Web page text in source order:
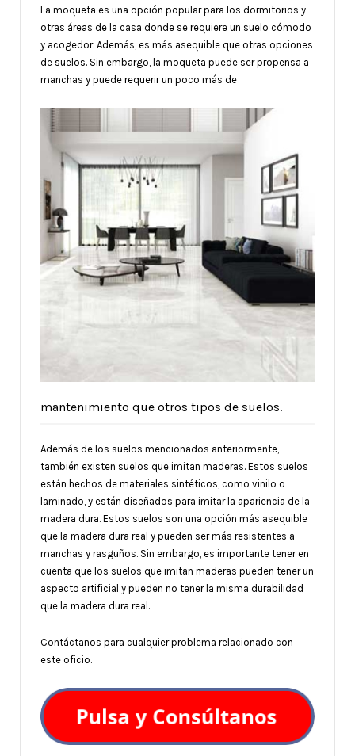
La moqueta es una opción popular para los dormitorios y
otras áreas de la casa donde se requiere un suelo cómodo
y acogedor. Además, es más asequible que otras opciones
de suelos. Sin embargo, la moqueta puede ser propensa a
manchas y puede requerir un poco más de
mantenimiento que otros tipos de suelos.
Además de los suelos mencionados anteriormente,
también existen suelos que imitan maderas. Estos suelos
están hechos de materiales sintéticos, como vinilo o
laminado, y están diseñados para imitar la apariencia de la
madera dura. Estos suelos son una opción más asequible
que la madera dura real y pueden ser más resistentes a
manchas y rasguños. Sin embargo, es importante tener en
cuenta que los suelos que imitan maderas pueden tener un
aspecto artificial y pueden no tener la misma durabilidad
que la madera dura real.
Contáctanos para cualquier problema relacionado con
este oficio.